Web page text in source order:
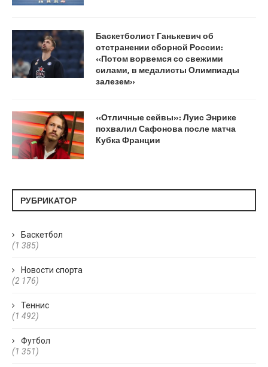
Баскетболист Ганькевич об
отстранении сборной России:
«Потом ворвемся со свежими
силами, в медалисты Олимпиады
залезем»
«Отличные сейвы»: Луис Энрике
похвалил Сафонова после матча
Кубка Франции
РУБРИКАТОР
Баскетбол
(1 385)
Новости спорта
(2 176)
Теннис
(1 492)
Футбол
(1 351)